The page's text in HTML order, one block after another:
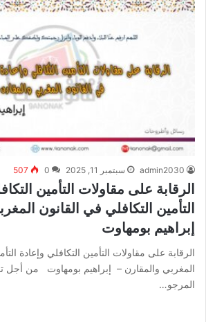
admin2030 سبتمبر 11, 2025 0
507
الرقابة على مقاولات التأمين
التأمين التكافلي في القانون
إبراهيم بومهاوت
الرقابة على مقاولات التأمين التكافلي وإعادة
المغربي والمقارن – إبراهيم بومهاوت من أجل
المرجو…